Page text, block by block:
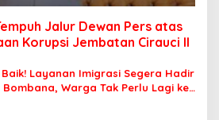
Jalur Dewan Pers atas
Korupsi Jembatan Cirauci II
Layanan Imigrasi Segera Hadir
Bombana, Warga Tak Perlu Lagi ke